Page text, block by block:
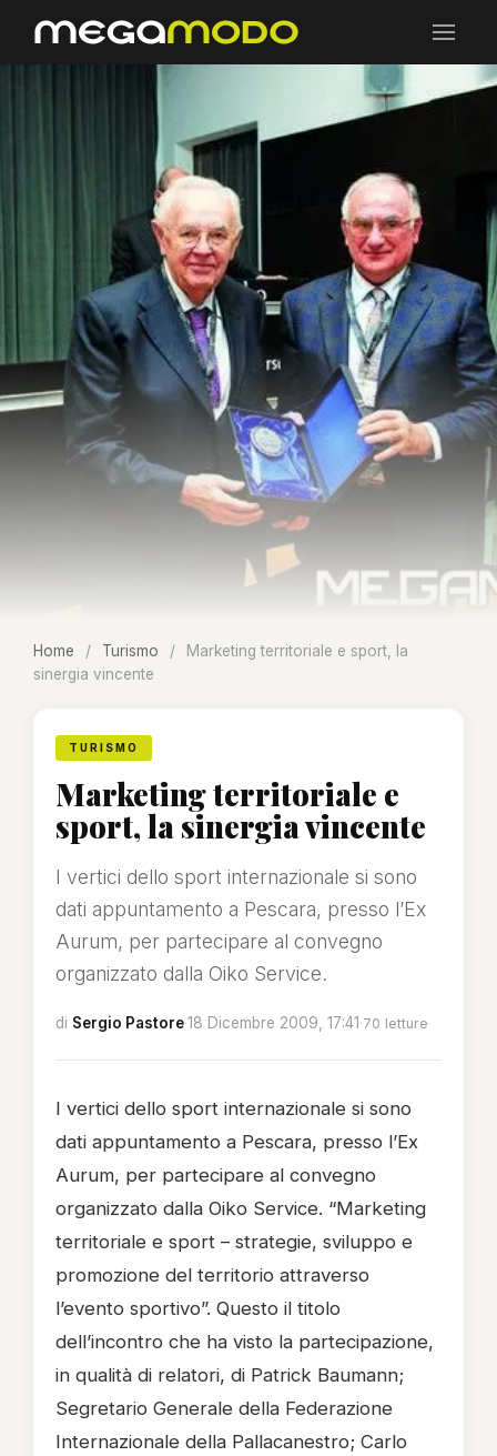
Home / Turismo /
Marketing territoriale e sport, la
sinergia vincente
TURISMO
Marketing territoriale e
sport, la sinergia vincente
I vertici dello sport internazionale si sono
dati appuntamento a Pescara, presso l’Ex
Aurum, per partecipare al convegno
organizzato dalla Oiko Service.
di Sergio Pastore·18 Dicembre 2009, 17:41·70 letture
I vertici dello sport internazionale si sono
dati appuntamento a Pescara, presso l’Ex
Aurum, per partecipare al convegno
organizzato dalla Oiko Service. “Marketing
territoriale e sport – strategie, sviluppo e
promozione del territorio attraverso
l’evento sportivo”. Questo il titolo
dell’incontro che ha visto la partecipazione,
in qualità di relatori, di Patrick Baumann;
Segretario Generale della Federazione
Internazionale della Pallacanestro; Carlo